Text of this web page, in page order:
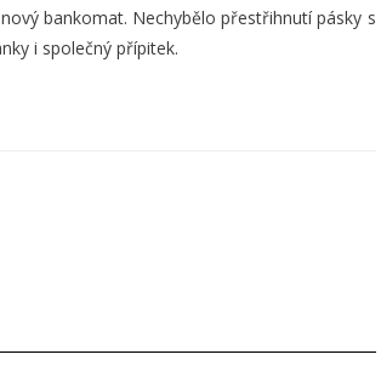
bankomat. Nechybělo přestřihnutí pásky s
i společný přípitek.